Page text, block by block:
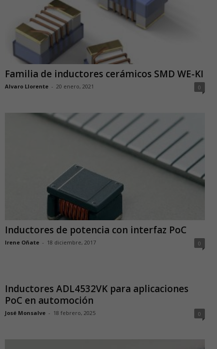
Familia de inductores cerámicos SMD WE-KI
Alvaro Llorente - 20 enero, 2021 0
Inductores de potencia con interfaz PoC
Irene Oñate - 18 diciembre, 2017 0
Inductores ADL4532VK para aplicaciones
PoC en automoción
José Monsalve - 18 febrero, 2025 0